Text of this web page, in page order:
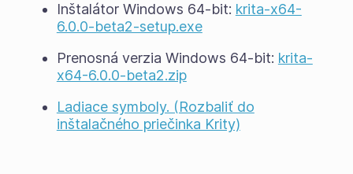
Inštalátor Windows 64-bit: krita-x64-
6.0.0-beta2-setup.exe
Prenosná verzia Windows 64-bit: krita-
x64-6.0.0-beta2.zip
Ladiace symboly. (Rozbaliť do
inštalačného priečinka Krity)